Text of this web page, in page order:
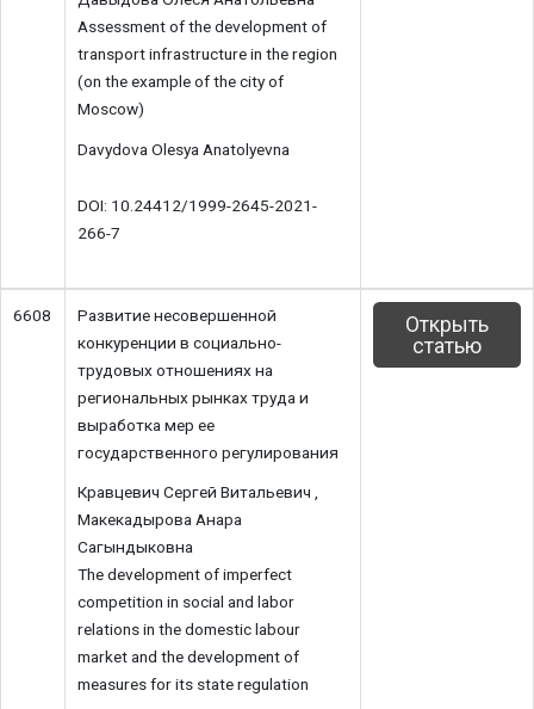
Assessment of the development of
transport infrastructure in the region
(on the example of the city of
Moscow)
Davydova Olesya Anatolyevna
DOI: 10.24412/1999-2645-2021-
266-7
6608
Развитие несовершенной
конкуренции в социально-
трудовых отношениях на
региональных рынках труда и
выработка мер ее
государственного регулирования
Кравцевич Сергей Витальевич ,
Макекадырова Анара
Сагындыковна
The development of imperfect
competition in social and labor
relations in the domestic labour
market and the development of
measures for its state regulation
Открыть
статью